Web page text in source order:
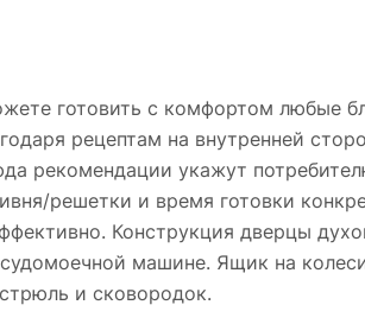
готовить с комфортом любые
рецептам на внутренней
рекомендации укажут
решетки и время готовки
Конструкция дверцы
машине. Ящик на
и сковородок.